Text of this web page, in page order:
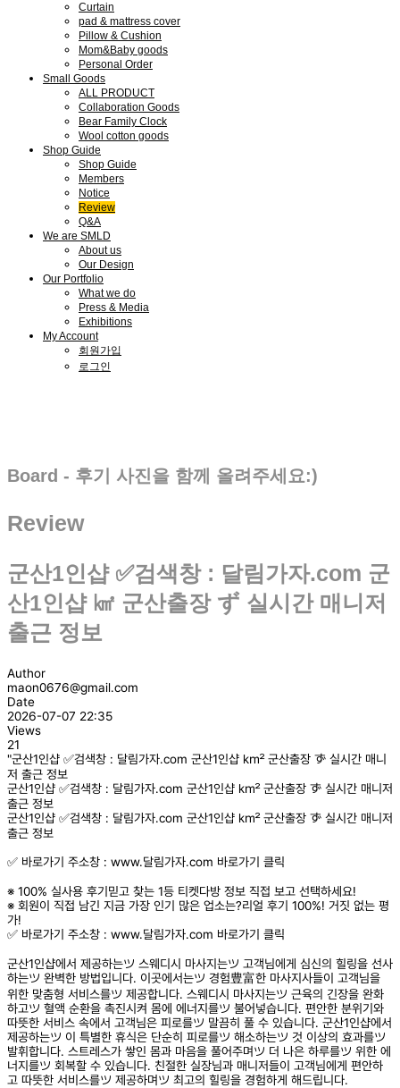
Curtain
pad & mattress cover
Pillow & Cushion
Mom&Baby goods
Personal Order
Small Goods
ALL PRODUCT
Collaboration Goods
Bear Family Clock
Wool cotton goods
Shop Guide
Shop Guide
Members
Notice
Review
Q&A
We are SMLD
About us
Our Design
Our Portfolio
What we do
Press & Media
Exhibitions
My Account
회원가입
로그인
Board - 후기 사진을 함께 올려주세요:)
Review
군산1인샵 ✅검색창 : 달림가자.com 군
산1인샵 ㎢ 군산출장 ず 실시간 매니저
출근 정보
Author
maon0676@gmail.com
Date
2026-07-07 22:35
Views
21
"군산1인샵 ✅검색창 : 달림가자.com 군산1인샵 ㎢ 군산출장 ず 실시간 매니
저 출근 정보
군산1인샵 ✅검색창 : 달림가자.com 군산1인샵 ㎢ 군산출장 ず 실시간 매니저
출근 정보
군산1인샵 ✅검색창 : 달림가자.com 군산1인샵 ㎢ 군산출장 ず 실시간 매니저
출근 정보
✅ 바로가기 주소창 : www.달림가자.com 바로가기 클릭
※ 100% 실사용 후기믿고 찾는 1등 티켓다방 정보 직접 보고 선택하세요!
※ 회원이 직접 남긴 지금 가장 인기 많은 업소는?리얼 후기 100%! 거짓 없는 평
가!
✅ 바로가기 주소창 : www.달림가자.com 바로가기 클릭
군산1인샵에서 제공하는ツ 스웨디시 마사지는ツ 고객님에게 심신의 힐링을 선사
하는ツ 완벽한 방법입니다. 이곳에서는ツ 경험豊富한 마사지사들이 고객님을
위한 맞춤형 서비스를ツ 제공합니다. 스웨디시 마사지는ツ 근육의 긴장을 완화
하고ツ 혈액 순환을 촉진시켜 몸에 에너지를ツ 불어넣습니다. 편안한 분위기와
따뜻한 서비스 속에서 고객님은 피로를ツ 말끔히 풀 수 있습니다. 군산1인샵에서
제공하는ツ 이 특별한 휴식은 단순히 피로를ツ 해소하는ツ 것 이상의 효과를ツ
발휘합니다. 스트레스가 쌓인 몸과 마음을 풀어주며ツ 더 나은 하루를ツ 위한 에
너지를ツ 회복할 수 있습니다. 친절한 실장님과 매니저들이 고객님에게 편안하
고 따뜻한 서비스를ツ 제공하며ツ 최고의 힐링을 경험하게 해드립니다.